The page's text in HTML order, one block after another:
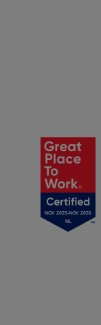
NOV 2025-NOV 2026
NL